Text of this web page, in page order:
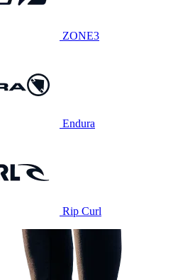
ZONE3
Endura
Rip Curl